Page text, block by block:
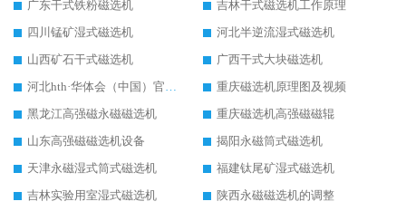
广东干式铁粉磁选机
吉林干式磁选机工作原理
四川锰矿湿式磁选机
河北半逆流湿式磁选机
山西矿石干式磁选机
广西干式大块磁选机
河北hth·华体会（中国）官方网站-hth.com 工作视频
重庆磁选机原理图及视频
黑龙江高强磁永磁磁选机
重庆磁选机高强磁磁辊
山东高强磁磁选机设备
揭阳永磁筒式磁选机
天津永磁湿式筒式磁选机
福建钛尾矿湿式磁选机
吉林实验用室湿式磁选机
陕西永磁磁选机的调整